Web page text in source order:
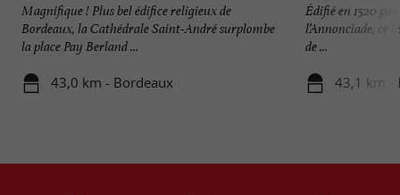
Magnifique ! Plus bel édifice religieux de
Bordeaux, la Cathédrale Saint-André surplombe
la place Pay Berland ...
43,0 km - Bordeaux
Édifié en 1520
l’Annonciade, ce
de ...
43,1 km -